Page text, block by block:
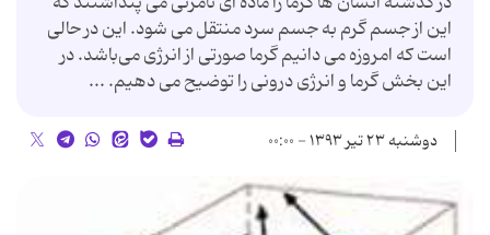
این از جسم گرم به جسم سرد منتقل می شود. این در حالی
است که امروزه می دانیم گرما صورتی از انرژی می‌باشد. در
این بخش گرما و انرژی درونی را توضیح می دهیم. ...
دوشنبه ۲۳ تیر ۱۳۹۳ - ۰۰:۰۰